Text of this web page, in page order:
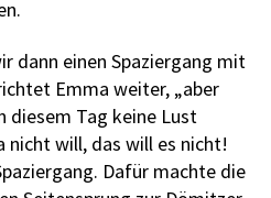
dann einen Spaziergang mit
Emma weiter, „aber
diesem Tag keine Lust
nicht will, das will es nicht!
Dafür machte die